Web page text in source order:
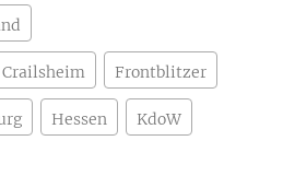
Frontblitzer
Hessen KdoW